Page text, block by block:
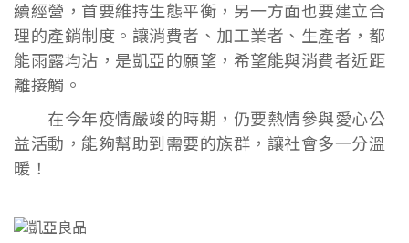
續經營，首要維持生態平衡，另一方面也要建立合
理的產銷制度。讓消費者、加工業者、生產者，都
能雨露均沾，是凱亞的願望，希望能與消費者近距
離接觸。
在今年疫情嚴竣的時期，仍要熱情參與愛心公
益活動，能夠幫助到需要的族群，讓社會多一分溫
暖！